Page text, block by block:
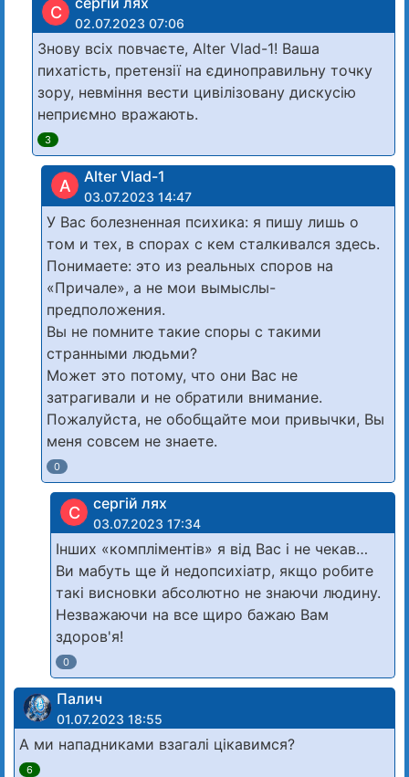
С
02.07.2023 07:06
Знову всіх повчаєте, Alter Vlad-1! Ваша
пихатість, претензії на єдиноправильну точку
зору, невміння вести цивілізовану дискусію
неприємно вражають.
3
A Alter Vlad-1
03.07.2023 14:47
У Вас болезненная психика: я пишу лишь о
том и тех, в спорах с кем сталкивался здесь.
Понимаете: это из реальных споров на
«Причале», а не мои вымыслы-
предположения.
Вы не помните такие споры с такими
странными людьми?
Может это потому, что они Вас не
затрагивали и не обратили внимание.
Пожалуйста, не обобщайте мои привычки, Вы
меня совсем не знаете.
0
С сергій лях
03.07.2023 17:34
Інших «компліментів» я від Вас і не чекав…
Ви мабуть ще й недопсихіатр, якщо робите
такі висновки абсолютно не знаючи людину.
Незважаючи на все щиро бажаю Вам
здоров'я!
0
Палич
01.07.2023 18:55
А ми нападниками взагалі цікавимся?
6